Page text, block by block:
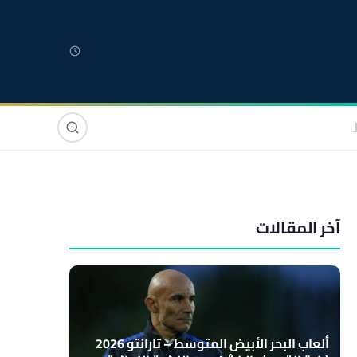
صوت وصورة
آخر المقالات
ألعاب البحر الأبيض المتوسط – تارانتو 2026